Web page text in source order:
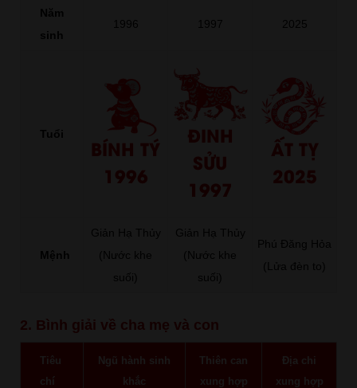
Năm
sinh
1996 1997 2025
Tuổi
BÍNH TÝ
1996
ĐINH
SỬU
1997
ẤT TỴ
2025
Mệnh
Giản Hạ Thủy
(Nước khe
suối)
Giản Hạ Thủy
(Nước khe
suối)
Phú Đăng Hỏa
(Lửa đèn to)
2. Bình giải về cha mẹ và con
Tiêu
chí
Ngũ hành sinh
khắc
Thiên can
xung hợp
Địa chi
xung hợp